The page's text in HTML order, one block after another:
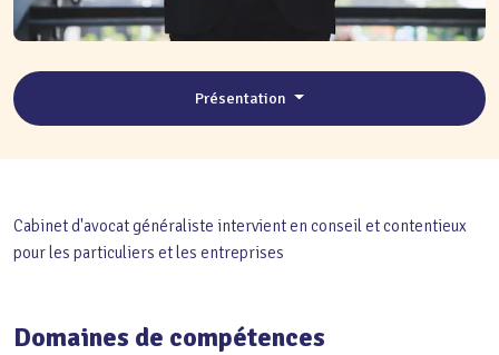
Présentation
Cabinet d'avocat généraliste intervient en conseil et contentieux
pour les particuliers et les entreprises
Domaines de compétences